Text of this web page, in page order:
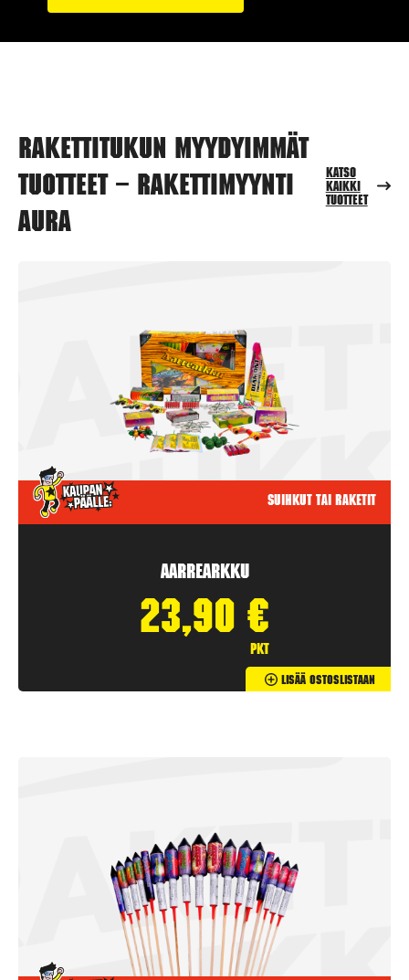
Rakettitukun myydyimmät
tuotteet – Rakettimyynti
Aura
Katso
kaikki
tuotteet
Suihkut tai raketit
Aarrearkku
23,90 €
pkt
Lisää Ostoslistaan